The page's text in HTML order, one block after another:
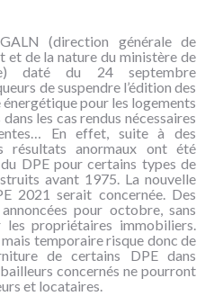
(direction générale de
et de la nature du ministère de
daté du 24 septembre
de suspendre l’édition des
pour les logements
les cas rendus nécessaires
En effet, suite à des
résultats anormaux ont été
DPE pour certains types de
avant 1975. La nouvelle
2021 serait concernée. Des
pour octobre, sans
les propriétaires immobiliers.
temporaire risque donc de
de certains DPE dans
concernés ne pourront
et locataires.